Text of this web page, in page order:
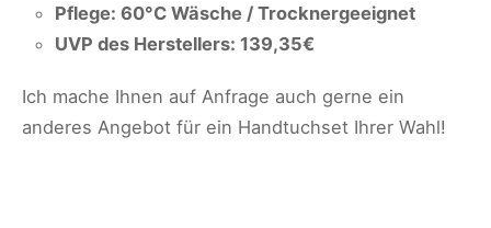
Pflege: 60°C Wäsche / Trocknergeeignet
UVP des Herstellers: 139,35€
Ich mache Ihnen auf Anfrage auch gerne ein
anderes Angebot für ein Handtuchset Ihrer Wahl!